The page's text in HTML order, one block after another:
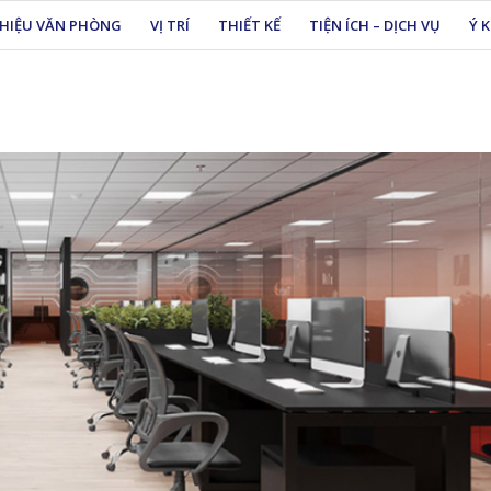
VĂN PHÒNG VỊ TRÍ THIẾT KẾ TIỆN ÍCH – DỊCH VỤ Ý